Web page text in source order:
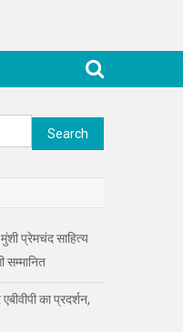
Search
मुंशी प्रेमचंद साहित्य
सम्मानित
का प्रदर्शन,